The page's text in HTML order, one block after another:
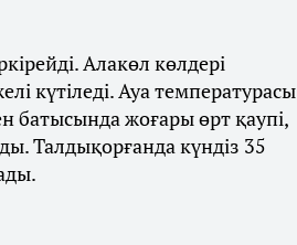
Алакөл көлдері
күтіледі. Ауа температурасы
батысында жоғары өрт қаупі,
Талдықорғанда күндіз 35